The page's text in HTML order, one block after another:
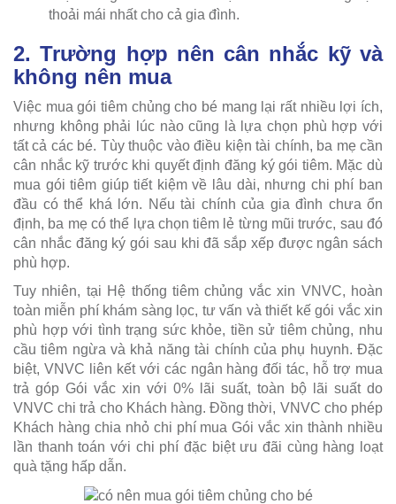
thoải mái nhất cho cả gia đình.
2. Trường hợp nên cân nhắc kỹ và
không nên mua
Việc mua gói tiêm chủng cho bé mang lại rất nhiều lợi ích,
nhưng không phải lúc nào cũng là lựa chọn phù hợp với
tất cả các bé. Tùy thuộc vào điều kiện tài chính, ba mẹ cần
cân nhắc kỹ trước khi quyết định đăng ký gói tiêm. Mặc dù
mua gói tiêm giúp tiết kiệm về lâu dài, nhưng chi phí ban
đầu có thể khá lớn. Nếu tài chính của gia đình chưa ổn
định, ba mẹ có thể lựa chọn tiêm lẻ từng mũi trước, sau đó
cân nhắc đăng ký gói sau khi đã sắp xếp được ngân sách
phù hợp.
Tuy nhiên, tại Hệ thống tiêm chủng vắc xin VNVC, hoàn
toàn miễn phí khám sàng lọc, tư vấn và thiết kế gói vắc xin
phù hợp với tình trạng sức khỏe, tiền sử tiêm chủng, nhu
cầu tiêm ngừa và khả năng tài chính của phụ huynh. Đặc
biệt, VNVC liên kết với các ngân hàng đối tác, hỗ trợ mua
trả góp Gói vắc xin với 0% lãi suất, toàn bộ lãi suất do
VNVC chi trả cho Khách hàng. Đồng thời, VNVC cho phép
Khách hàng chia nhỏ chi phí mua Gói vắc xin thành nhiều
lần thanh toán với chi phí đặc biệt ưu đãi cùng hàng loạt
quà tặng hấp dẫn.